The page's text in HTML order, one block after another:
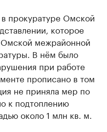
прокуратуре Омской
которое
Омской межрайонной
В нём было
при работе
прописано в том
не приняла мер по
к подтоплению
около 1 млн кв. м.